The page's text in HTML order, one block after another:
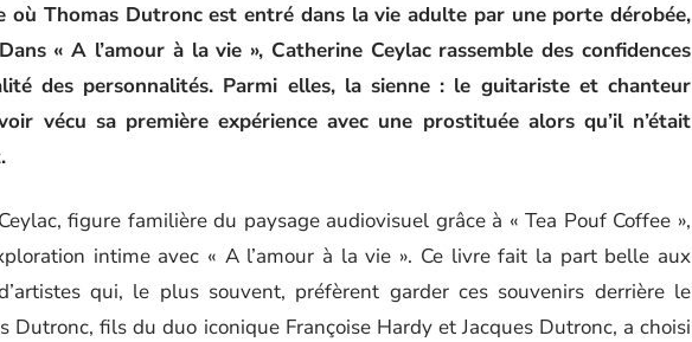
où Thomas Dutronc est entré dans la vie adulte par une porte dérobée,
« A l’amour à la vie », Catherine Ceylac rassemble des confidences
des personnalités. Parmi elles, la sienne : le guitariste et chanteur
vécu sa première expérience avec une prostituée alors qu’il n’était
figure familière du paysage audiovisuel grâce à « Tea Pouf Coffee »,
intime avec « A l’amour à la vie ». Ce livre fait la part belle aux
qui, le plus souvent, préfèrent garder ces souvenirs derrière le
Dutronc, fils du duo iconique Françoise Hardy et Jacques Dutronc, a choisi